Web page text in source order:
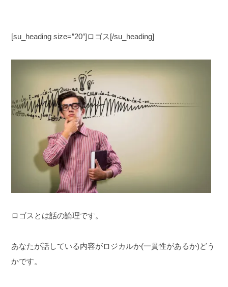
[su_heading size=”20″]ロゴス[/su_heading]
ロゴスとは話の論理です。
あなたが話している内容がロジカルか(一貫性があるか)どう
かです。